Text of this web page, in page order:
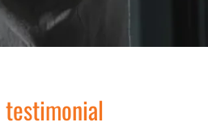
testimonial